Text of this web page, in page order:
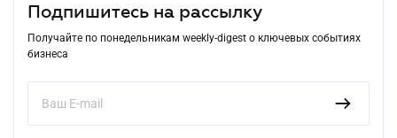
Подпишитесь на рассылку
Получайте по понедельникам weekly-digest о ключевых событиях
бизнеса